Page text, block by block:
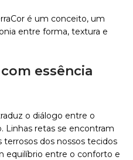
é um conceito, um
entre forma, textura e
essência
o diálogo entre o
Linhas retas se encontram
terrosos dos nossos tecidos
equilíbrio entre o conforto e